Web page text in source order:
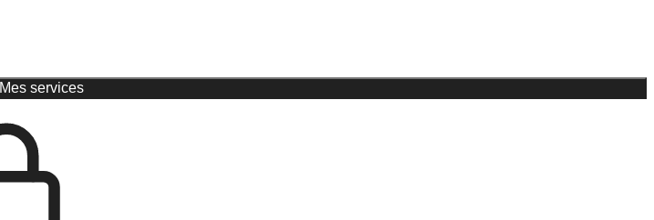
Mes services